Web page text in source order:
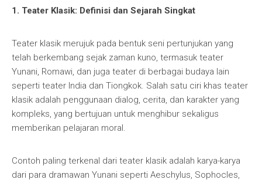
1. Teater Klasik: Definisi dan Sejarah Singkat
Teater klasik merujuk pada bentuk seni pertunjukan yang
telah berkembang sejak zaman kuno, termasuk teater
Yunani, Romawi, dan juga teater di berbagai budaya lain
seperti teater India dan Tiongkok. Salah satu ciri khas teater
klasik adalah penggunaan dialog, cerita, dan karakter yang
kompleks, yang bertujuan untuk menghibur sekaligus
memberikan pelajaran moral.
Contoh paling terkenal dari teater klasik adalah karya-karya
dari para dramawan Yunani seperti Aeschylus, Sophocles,